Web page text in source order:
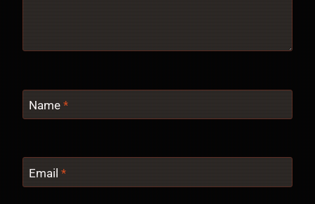
Name *
Email *